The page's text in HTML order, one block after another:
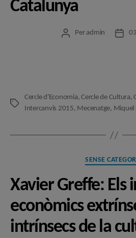
Catalunya
Autor
Per admin
Data
Etiquetes
Cercle d'Economia,Cercle de Cultura,
Intercanvis 2015, Mecenatge, Miquel
SENSE
Xavier Greffe: Els
econòmics
intrínsecs de la